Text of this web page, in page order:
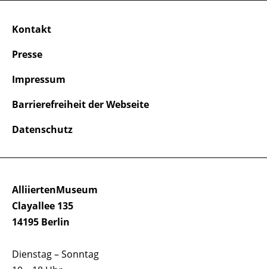
AlliiertenMuseum
Clayallee 135
14195 Berlin
Dienstag – Sonntag
Kontakt
Presse
Impressum
Barrierefreiheit der Webseite
Datenschutz